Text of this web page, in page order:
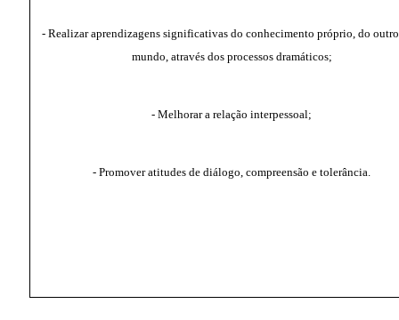
- Realizar aprendizagens significativas do conhecimento próprio, do
mundo, através dos processos dramáticos;
- Melhorar a relação interpessoal;
- Promover atitudes de diálogo, compreensão e tolerância.